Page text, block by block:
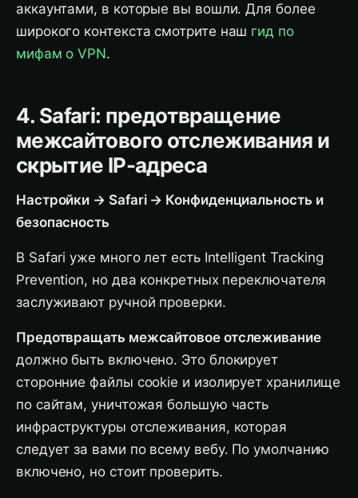
аккаунтами, в которые вы вошли. Для более
широкого контекста смотрите наш гид по
мифам о VPN.
4. Safari: предотвращение
межсайтового отслеживания и
скрытие IP-адреса
Настройки → Safari → Конфиденциальность и
безопасность
В Safari уже много лет есть Intelligent Tracking
Prevention, но два конкретных переключателя
заслуживают ручной проверки.
Предотвращать межсайтовое отслеживание
должно быть включено. Это блокирует
сторонние файлы cookie и изолирует хранилище
по сайтам, уничтожая большую часть
инфраструктуры отслеживания, которая
следует за вами по всему вебу. По умолчанию
включено, но стоит проверить.